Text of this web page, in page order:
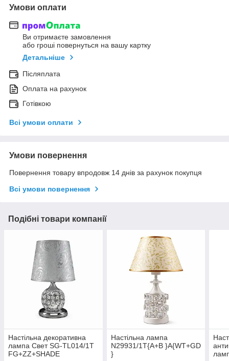
Умови оплати
Ви отримаєте замовлення
або гроші повернуться на вашу картку
Детальніше
Післяплата
Оплата на рахунок
Готівкою
Всі умови оплати
Умови повернення
Повернення товару впродовж 14 днів за рахунок покупця
Всі умови повернення
Подібні товари компанії
Настільна декоративна
лампа Свет SG-TL014/1T
FG+ZZ+SHADE
Настільна лампа
N29931/1T{A+B }A{WT+GD
}